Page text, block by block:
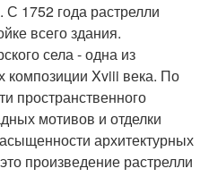
С 1752 года растрелли
всего здания.
села - одна из
композиции Xviii века. По
пространственного
мотивов и отделки
архитектурных
произведение растрелли